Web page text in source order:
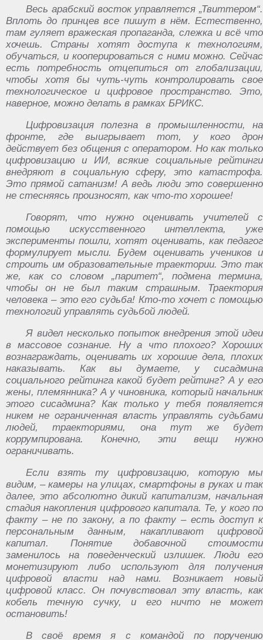
Весь арабский восток управляется „Твиттером“.
Вплоть до принцев все пишут в нём. Естественно,
там гуляет вражеская пропаганда, слежка и всё что
хочешь. Страны хотят доступа к технологиям,
обучаться, и кооперироваться с ними можно. Сейчас
есть потребность отцепиться от глобализации,
чтобы хотя бы чуть-чуть контролировать свое
технологическое и цифровое пространство. Это,
наверное, можно делать в рамках БРИКС.
Цифровизация полезна в промышленности, на
фронте, где выигрывает тот, у кого дрон
действует без общения с оператором. Но как только
цифровизацию и ИИ, всякие социальные рейтинги
внедряют в социальную сферу, это катастрофа.
Это прямой сатанизм! А ведь люди это совершенно
не стесняясь произносят, как что-то хорошее!
Говорят, что нужно оценивать учителей с
помощью искусственного интеллекта, уже
эксперименты пошли, хотят оценивать, как педагог
формулирует мысли. Будем оценивать учеников и
строить им образовательные траектории. Это так
же, как со словом „паритет“, подмена термина,
чтобы он не был таким страшным. Траектория
человека – это его судьба! Кто-то хочет с помощью
технологий управлять судьбой людей.
Я видел несколько попыток внедрения этой идеи
в массовое сознание. Ну а что плохого? Хороших
вознаграждать, оценивать их хорошие дела, плохих
наказывать. Как вы думаете, у сисадмина
социального рейтинга какой будет рейтинг? А у его
жены, племянника? А у чиновника, который начальник
этого сисадмина? Как только у тебя появляется
никем не ограниченная власть управлять судьбами
людей, траекториями, она тут же будет
коррумпирована. Конечно, эти вещи нужно
ограничивать.
Если взять ту цифровизацию, которую мы
видим, – камеры на улицах, смартфоны в руках и так
далее, это абсолютно дикий капитализм, начальная
стадия накопления цифрового капитала. Те, у кого по
факту – не по закону, а по факту – есть доступ к
персональным данным, накапливают цифровой
капитал. Понятие добавочной стоимости
заменилось на поведенческий излишек. Люди его
монетизируют либо используют для получения
цифровой власти над нами. Возникает новый
цифровой класс. Он почувствовал эту власть, как
кобель течную сучку, и его ничто не может
остановить!
В своё время я с командой по поручению